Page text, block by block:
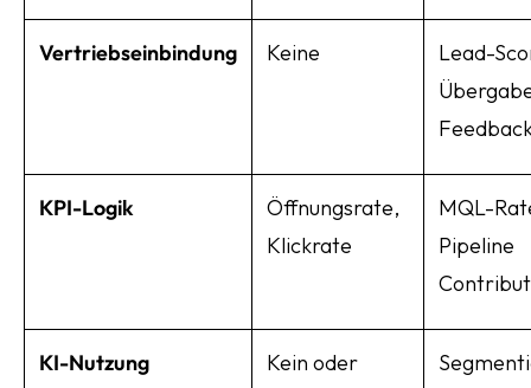
Vertriebseinbindung Keine
Lead-
KPI-Logik
Öffnungsrate,
Klickrate
MQL-
Pipeline
KI-Nutzung
Kein oder